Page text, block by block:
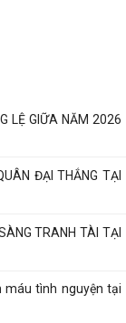
LỆ GIỮA NĂM 2026
ĐẠI THẮNG TẠI
TRANH TÀI TẠI
máu tình nguyện tại